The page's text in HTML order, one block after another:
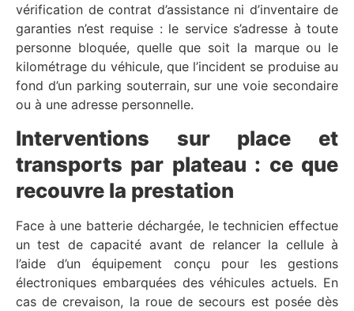
vérification de contrat d’assistance ni d’inventaire de
garanties n’est requise : le service s’adresse à toute
personne bloquée, quelle que soit la marque ou le
kilométrage du véhicule, que l’incident se produise au
fond d’un parking souterrain, sur une voie secondaire
ou à une adresse personnelle.
Interventions sur place et
transports par plateau : ce que
recouvre la prestation
Face à une batterie déchargée, le technicien effectue
un test de capacité avant de relancer la cellule à
l’aide d’un équipement conçu pour les gestions
électroniques embarquées des véhicules actuels. En
cas de crevaison, la roue de secours est posée dès